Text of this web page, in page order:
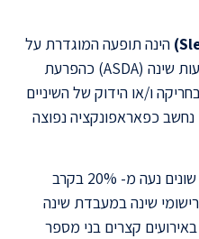
הינה תופעה המוגדרת על
ידי האקדמיה האמריקאית להפרעות שינה (ASDA) כהפרעת
ו/או הידוק של השיניים
כפאראפונקציה נפוצה
על פי סקרים שונים נעה מ- 20% בקרב
על פי רישומי שינה במעבדת שינה
קצרים בני מספר